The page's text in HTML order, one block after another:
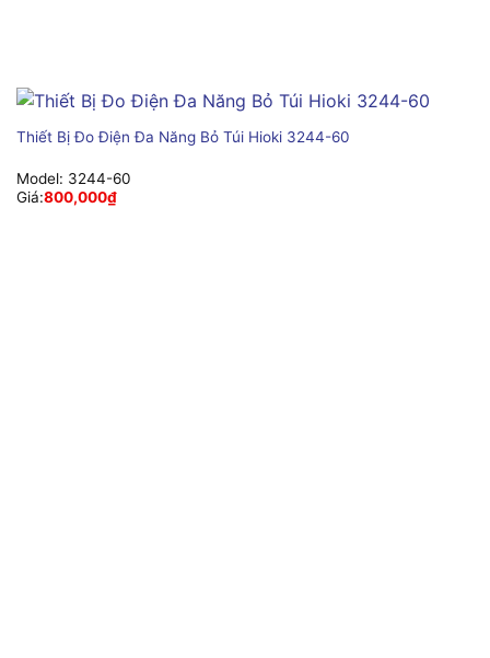
Thiết Bị Đo Điện Đa Năng Bỏ Túi Hioki 3244-60
Model: 3244-60
Giá:800,000₫